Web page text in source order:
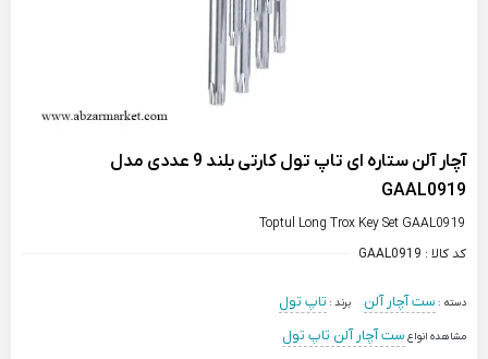
آچار آلن ستاره ای تاپ تول کارتی بلند 9 عددی مدل
GAAL0919
Toptul Long Trox Key Set GAAL0919
کد کالا : GAAL0919
دسته : ست آچار آلن برند : تاپ تول
مشاهده انواع ست آچار آلن تاپ تول